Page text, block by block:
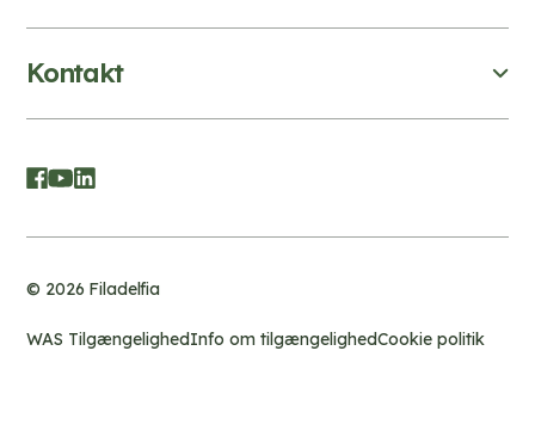
Kontakt
© 2026 Filadelfia
WAS TilgængelighedInfo om tilgængelighedCookie politik